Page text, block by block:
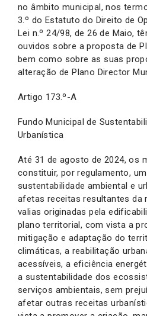
no âmbito municipal, nos
3.º do Estatuto do Direito de
Lei n.º 24/98, de 26 de Maio,
ouvidos sobre a proposta de
bem como sobre as suas
alteração de Plano Director
Artigo 173.º-A
Fundo Municipal de
Urbanística
Até 31 de agosto de 2024, os
constituir, por regulamento,
sustentabilidade ambiental e
afetas receitas resultantes da
valias originadas pela
plano territorial, com vista
mitigação e adaptação do
climáticas, a reabilitação
acessíveis, a eficiência
a sustentabilidade dos
serviços ambientais, sem
afetar outras receitas